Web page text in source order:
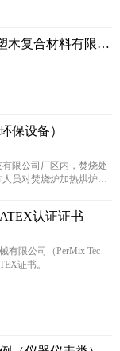
木复合材料有限公
认证
保设备）
限公司厂区内，焚烧处
员对焚烧炉加热烘炉升
液加料量投放量、焚烧
认证证书
有限公司（PerMix Tec
证书。